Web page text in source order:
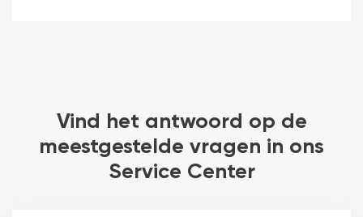
Vind het antwoord op de
meestgestelde vragen in ons
Service Center